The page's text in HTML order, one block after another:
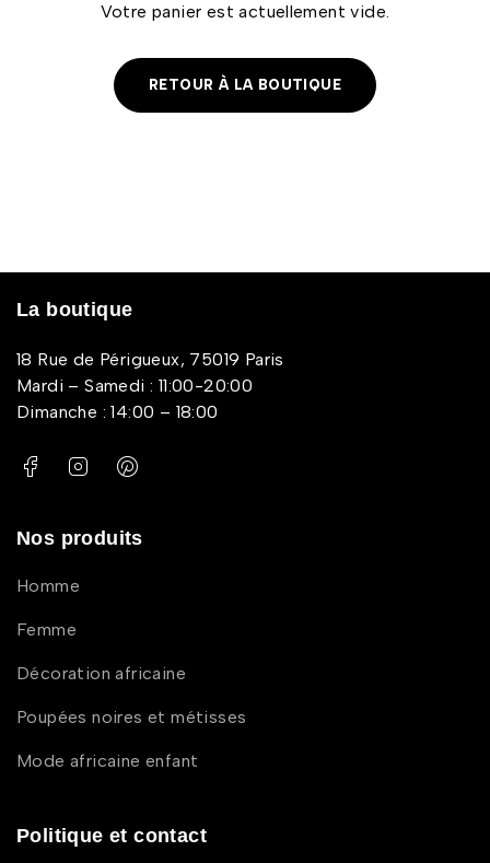
Votre panier est actuellement vide.
RETOUR À LA BOUTIQUE
La boutique
18 Rue de Périgueux, 75019 Paris
Mardi – Samedi : 11:00-20:00
Dimanche : 14:00 – 18:00
Nos produits
Homme
Femme
Décoration africaine
Poupées noires et métisses
Mode africaine enfant
Politique et contact